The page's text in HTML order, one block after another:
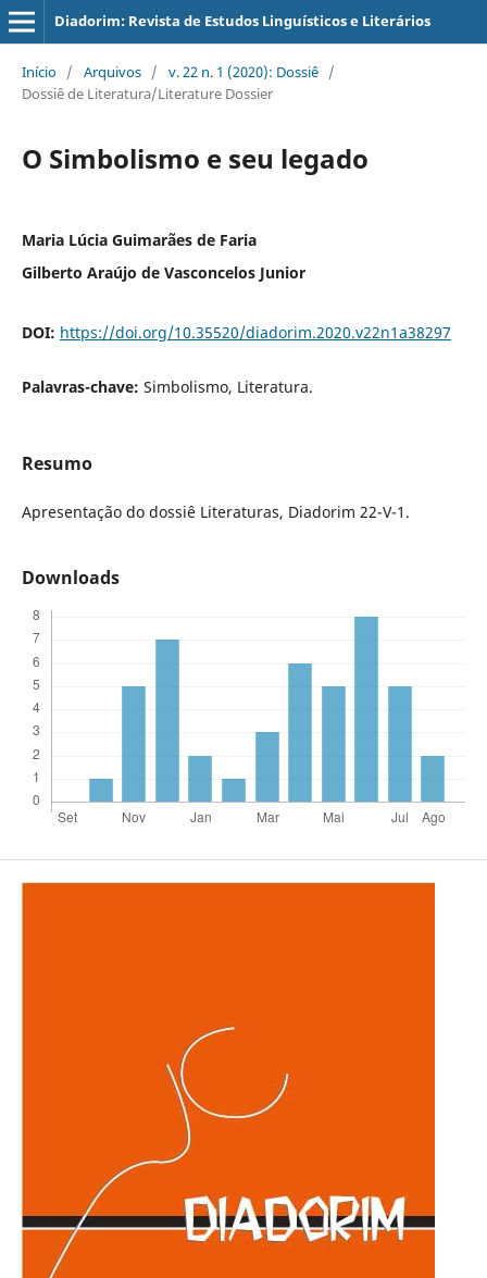
Diadorim: Revista de Estudos Linguísticos e Literários
Início / Arquivos / v. 22 n. 1 (2020): Dossiê /
Dossiê de Literatura/Literature Dossier
O Simbolismo e seu legado
Maria Lúcia Guimarães de Faria
Gilberto Araújo de Vasconcelos Junior
DOI: https://doi.org/10.35520/diadorim.2020.v22n1a38297
Palavras-chave: Simbolismo, Literatura.
Resumo
Apresentação do dossiê Literaturas, Diadorim 22-V-1.
Downloads